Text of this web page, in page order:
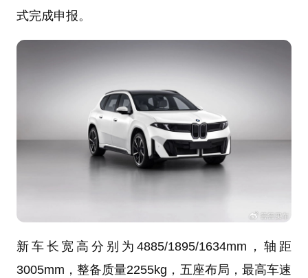
式完成申报。
新车长宽高分别为4885/1895/1634mm，轴距
3005mm，整备质量2255kg，五座布局，最高车速